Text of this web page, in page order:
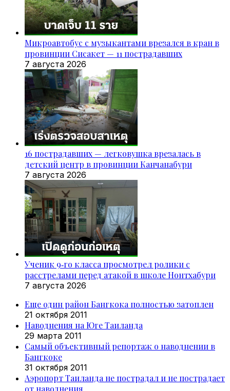
Микроавтобус с музыкантами врезался в кран в
провинции Сисакет — 11 пострадавших
7 августа 2026
16 пострадавших — легковушка врезалась в
детский центр в провинции Канчанабури
7 августа 2026
Ученик 9‑го класса просмотрел ролики с
расстрелами перед атакой в школе Нонтхабури
7 августа 2026
Еще один район Бангкока полностью затоплен
21 октября 2011
Наводнения на Юге Таиланда
29 марта 2011
Самый объективный репортаж о наводнении в
Бангкоке
31 октября 2011
Аэропорт Таиланда не пострадал и не пострадает
от наводнения